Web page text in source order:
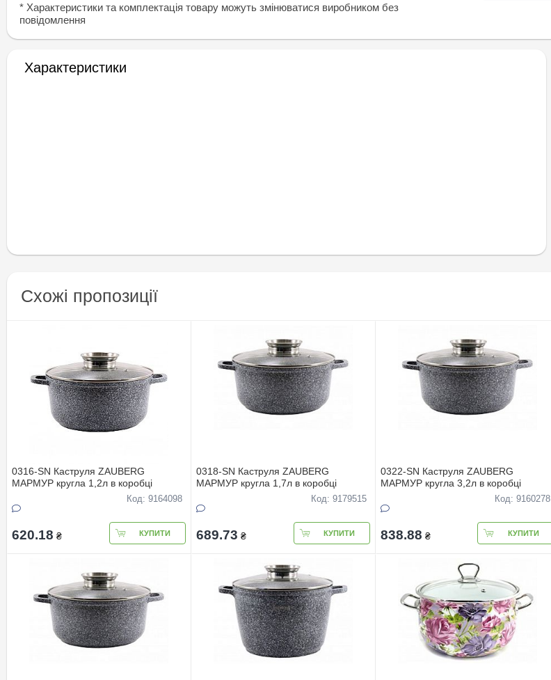
* Характеристики та комплектація товару можуть змінюватися виробником без
повідомлення
Характеристики
Схожі пропозиції
0316-SN Каструля ZAUBERG
МАРМУР кругла 1,2л в коробці
Код: 9164098
620.18 ₴ КУПИТИ
0318-SN Каструля ZAUBERG
МАРМУР кругла 1,7л в коробці
Код: 9179515
689.73 ₴ КУПИТИ
0322-SN Каструля ZAUBERG
МАРМУР кругла 3,2л в коробці
Код: 9160278
838.88 ₴ КУПИТИ